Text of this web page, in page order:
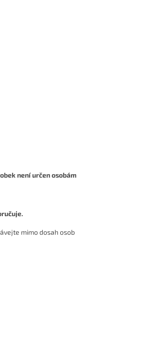
není určen osobám
mimo dosah osob